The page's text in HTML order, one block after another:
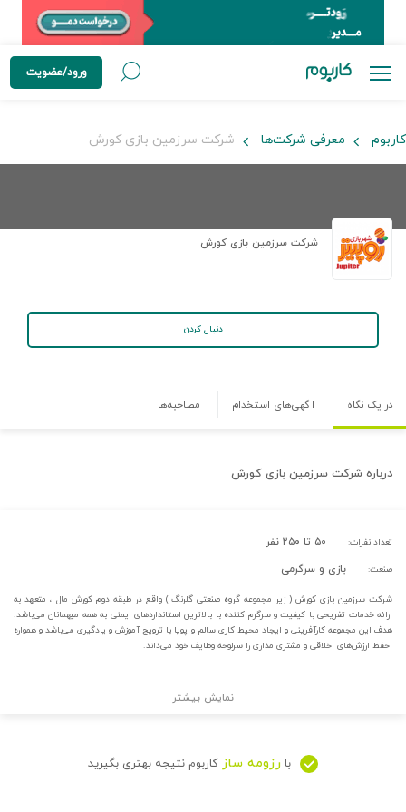
ورود/عضویت
کاربوم معرفی شرکت‌ها شرکت سرزمین بازی کورش
شرکت سرزمین بازی کورش
دنبال کردن
در یک نگاه آگهی‌های استخدام مصاحبه‌ها
درباره شرکت سرزمین بازی کورش
تعداد نفرات: ۵۰ تا ۲۵۰ نفر
صنعت: بازی و سرگرمی
شرکت سرزمین بازی کورش ( زیر مجموعه گروه صنعتی گلرنگ ) واقع در طبقه دوم کورش مال ، متعهد به
ارائه خدمات تفریحی با کیفیت و سرگرم کننده با بالاترین استانداردهای ایمنی به همه میهمانان می‌باشد.
هدف این مجموعه کارآفرینی و ایجاد محیط کاری سالم و پویا با ترویج آموزش و یادگیری می‌باشد و همواره
حفظ ارزش‌های اخلاقی و مشتری مداری را سرلوحه وظایف خود می‌داند.
نمایش بیشتر
با رزومه ساز کاربوم نتیجه بهتری بگیرید